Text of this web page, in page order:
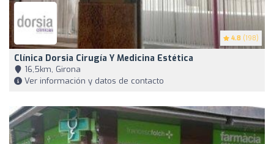
4.8 (198)
Clínica Dorsia Cirugía Y Medicina Estética
16,5km, Girona
Ver información y datos de contacto